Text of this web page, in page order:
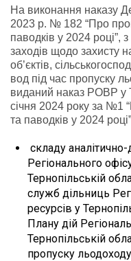
На виконання наказу
2023 р. № 182 “Про
паводків у 2024 році”,
заходів щодо захисту
об’єктів,
вод під час пропуску
виданий наказ РОВР у
січня 2024 року за №1
та паводків у 2024
складу
Регіонального
Тернопільській
служб дільниць
ресурсів у
Плану дій
Тернопільській
пропуску